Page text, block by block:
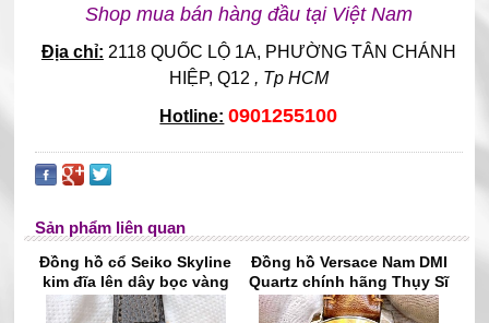
Shop mua bán hàng đầu tại Việt Nam
Địa chỉ: 2118 QUỐC LỘ 1A, PHƯỜNG TÂN CHÁNH
HIỆP, Q12 , Tp HCM
Hotline: 0901255100
Sản phẩm liên quan
Đồng hồ cổ Seiko Skyline
kim đĩa lên dây bọc vàng
14k goldfilled nhật bản
Đồng hồ Versace Nam DMI
Quartz chính hãng Thụy Sĩ